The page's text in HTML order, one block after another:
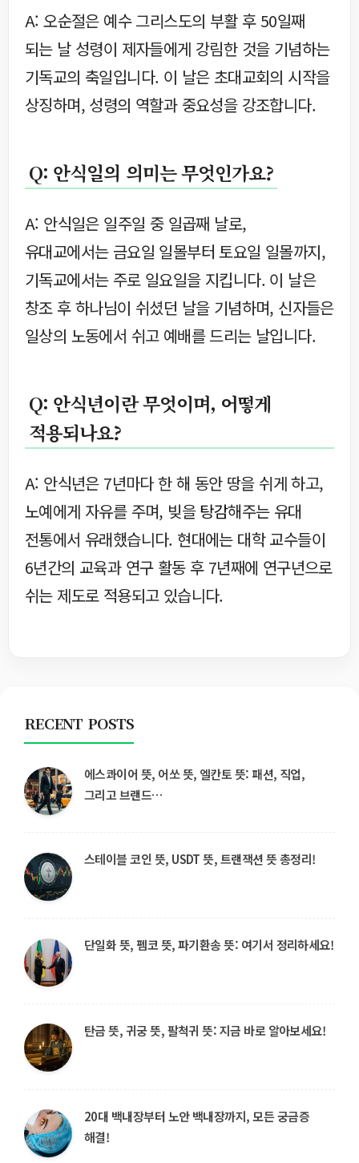
A: 오순절은 예수 그리스도의 부활 후 50일째
되는 날 성령이 제자들에게 강림한 것을 기념하는
기독교의 축일입니다. 이 날은 초대교회의 시작을
상징하며, 성령의 역할과 중요성을 강조합니다.
Q: 안식일의 의미는 무엇인가요?
A: 안식일은 일주일 중 일곱째 날로,
유대교에서는 금요일 일몰부터 토요일 일몰까지,
기독교에서는 주로 일요일을 지킵니다. 이 날은
창조 후 하나님이 쉬셨던 날을 기념하며, 신자들은
일상의 노동에서 쉬고 예배를 드리는 날입니다.
Q: 안식년이란 무엇이며, 어떻게
적용되나요?
A: 안식년은 7년마다 한 해 동안 땅을 쉬게 하고,
노예에게 자유를 주며, 빚을탕감해주는 유대
전통에서 유래했습니다. 현대에는 대학 교수들이
6년간의 교육과 연구 활동 후 7년째에 연구년으로
쉬는 제도로 적용되고 있습니다.
RECENT POSTS
에스콰이어 뜻, 어쏘 뜻, 엘칸토 뜻: 패션, 직업,
그리고 브랜드…
스테이블 코인 뜻, USDT 뜻, 트랜잭션 뜻 총정리!
단일화 뜻, 펨코 뜻, 파기환송 뜻: 여기서 정리하세요!
탄금 뜻, 귀궁 뜻, 팔척귀 뜻: 지금 바로 알아보세요!
20대 백내장부터 노안 백내장까지, 모든 궁금증
해결!